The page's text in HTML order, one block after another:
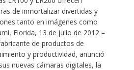
de inmortalizar divertidas y
tanto en imágenes como
Florida, 13 de julio de 2012 –
de productos de
y productividad, anunció
nuevas cámaras digitales, la